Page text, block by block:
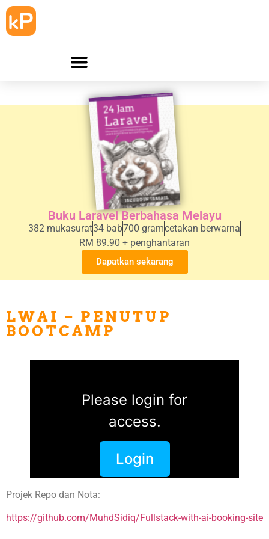
Buku Laravel Berbahasa Melayu
382 mukasurat34 bab700 gramcetakan berwarna
RM 89.90 + penghantaran
Dapatkan sekarang
LWAI – PENUTUP
BOOTCAMP
Please login for
access.
Login
Projek Repo dan Nota:
https://github.com/MuhdSidiq/Fullstack-with-ai-booking-site